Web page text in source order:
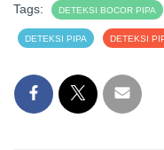
Tags: DETEKSI BOCOR PIPA
DETEKSI PIPA DETEKSI